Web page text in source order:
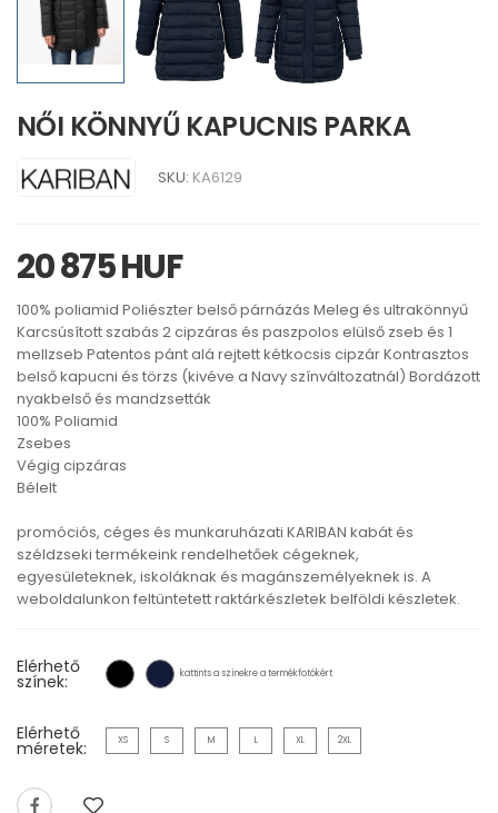
NŐI KÖNNYŰ KAPUCNIS PARKA
SKU: KA6129
20 875 HUF
100% poliamid Poliészter belső párnázás Meleg és ultrakönnyű
Karcsúsított szabás 2 cipzáras és paszpolos elülső zseb és 1
mellzseb Patentos pánt alá rejtett kétkocsis cipzár Kontrasztos
belső kapucni és törzs (kivéve a Navy színváltozatnál) Bordázott
nyakbelső és mandzsetták
100% Poliamid
Zsebes
Végig cipzáras
Bélelt
promóciós, céges és munkaruházati KARIBAN kabát és
széldzseki termékeink rendelhetőek cégeknek,
egyesületeknek, iskoláknak és magánszemélyeknek is. A
weboldalunkon feltüntetett raktárkészletek belföldi készletek.
Elérhető
színek: kattints a színekre a termékfotókért
Elérhető
méretek: XS S M L XL 2XL